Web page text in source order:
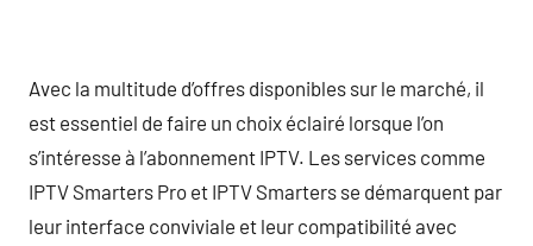
Avec la multitude d’offres disponibles sur le marché, il
est essentiel de faire un choix éclairé lorsque l’on
s’intéresse à l’abonnement IPTV. Les services comme
IPTV Smarters Pro et IPTV Smarters se démarquent par
leur interface conviviale et leur compatibilité avec